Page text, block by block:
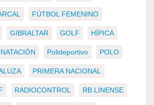
FÚTBOL FEMENINO
GIBRALTAR GOLF HÍPICA
NATACIÓN Polideportivo POLO
PRIMERA NACIONAL
RADIOCONTROL RB LINENSE